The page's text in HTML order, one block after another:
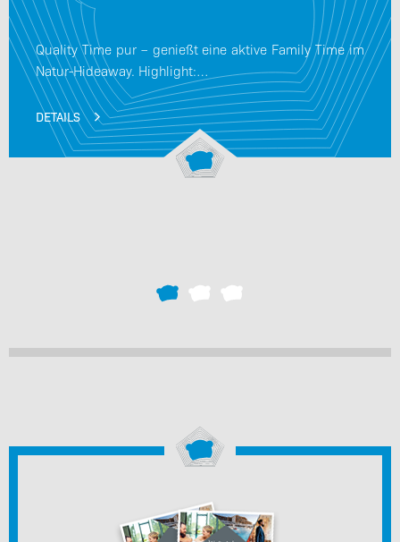
Quality Time pur – genießt eine aktive Family Time im
Natur-Hideaway. Highlight:…
DETAILS